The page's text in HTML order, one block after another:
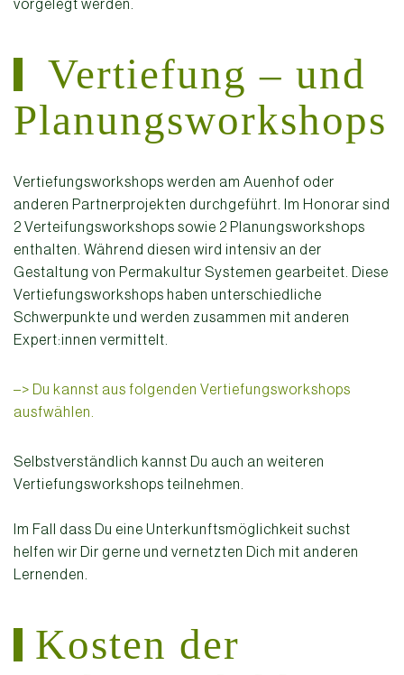
vorgelegt werden.
Vertiefung – und
Planungsworkshops
Vertiefungsworkshops werden am Auenhof oder
anderen Partnerprojekten durchgeführt. Im Honorar sind
2 Verteifungsworkshops sowie 2 Planungsworkshops
enthalten. Während diesen wird intensiv an der
Gestaltung von Permakultur Systemen gearbeitet. Diese
Vertiefungsworkshops haben unterschiedliche
Schwerpunkte und werden zusammen mit anderen
Expert:innen vermittelt.
–> Du kannst aus folgenden Vertiefungsworkshops
ausfwählen.
Selbstverständlich kannst Du auch an weiteren
Vertiefungsworkshops teilnehmen.
Im Fall dass Du eine Unterkunftsmöglichkeit suchst
helfen wir Dir gerne und vernetzten Dich mit anderen
Lernenden.
Kosten der